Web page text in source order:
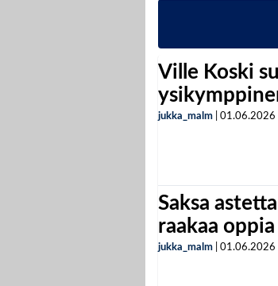
Ville Koski
jukka_malm 01.06.2026
Saksa
raakaa oppia
jukka_malm 01.06.2026